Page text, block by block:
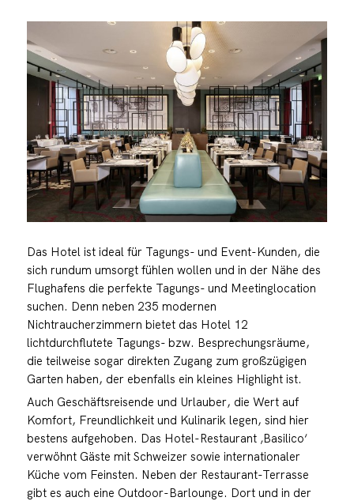
Das Hotel ist ideal für Tagungs- und Event-Kunden, die
sich rundum umsorgt fühlen wollen und in der Nähe des
Flughafens die perfekte Tagungs- und Meetinglocation
suchen. Denn neben 235 modernen
Nichtraucherzimmern bietet das Hotel 12
lichtdurchflutete Tagungs- bzw. Besprechungsräume,
die teilweise sogar direkten Zugang zum großzügigen
Garten haben, der ebenfalls ein kleines Highlight ist.
Auch Geschäftsreisende und Urlauber, die Wert auf
Komfort, Freundlichkeit und Kulinarik legen, sind hier
bestens aufgehoben. Das Hotel-Restaurant ‚Basilico‘
verwöhnt Gäste mit Schweizer sowie internationaler
Küche vom Feinsten. Neben der Restaurant-Terrasse
gibt es auch eine Outdoor-Barlounge. Dort und in der